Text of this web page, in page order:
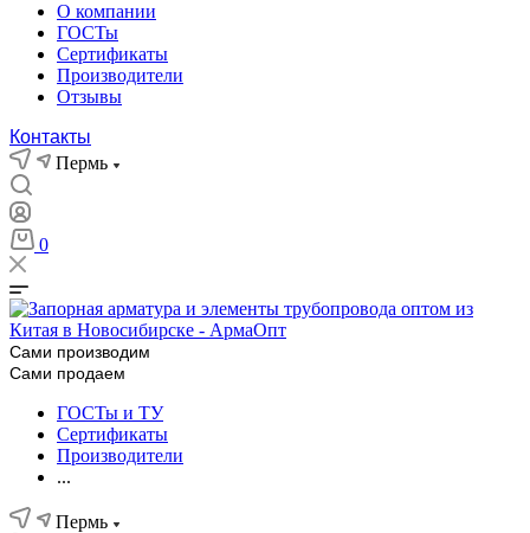
О компании
ГОСТы
Сертификаты
Производители
Отзывы
Контакты
Пермь
0
Сами производим
Сами продаем
ГОСТы и ТУ
Сертификаты
Производители
...
Пермь